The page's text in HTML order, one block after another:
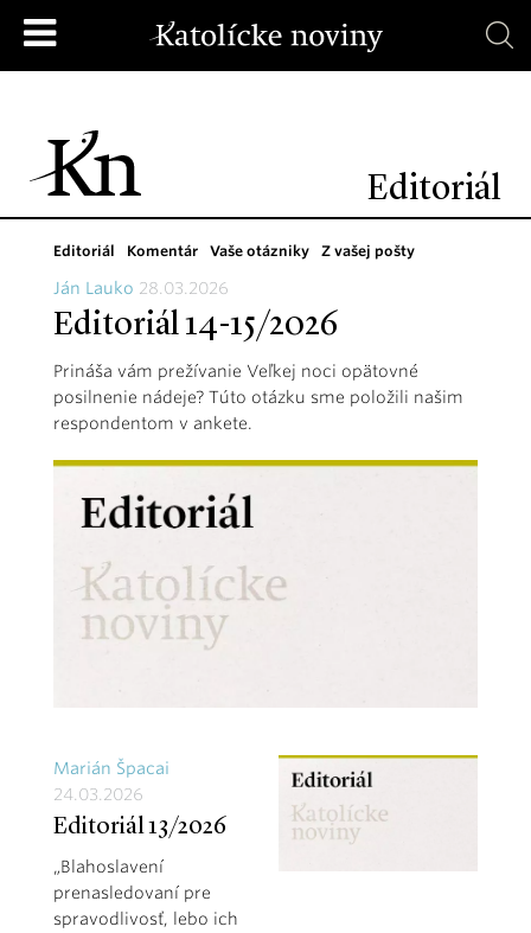
Editoriál
Editoriál Komentár Vaše otázniky Z vašej pošty
Ján Lauko 28.03.2026
Editoriál 14-15/2026
Prináša vám prežívanie Veľkej noci opätovné
posilnenie nádeje? Túto otázku sme položili našim
respondentom v ankete.
Marián Špacai
24.03.2026
Editoriál 13/2026
„Blahoslavení
prenasledovaní pre
spravodlivosť, lebo ich